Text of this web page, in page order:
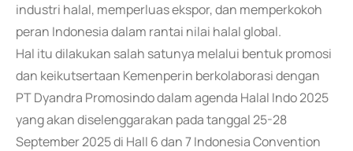
industri halal, memperluas ekspor, dan memperkokoh
peran Indonesia dalam rantai nilai halal global.
Hal itu dilakukan salah satunya melalui bentuk promosi
dan keikutsertaan Kemenperin berkolaborasi dengan
PT Dyandra Promosindo dalam agenda Halal Indo 2025
yang akan diselenggarakan pada tanggal 25-28
September 2025 di Hall 6 dan 7 Indonesia Convention